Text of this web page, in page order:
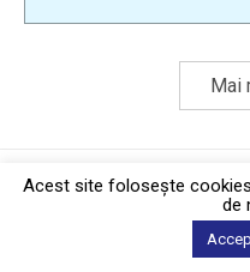
Mai
Politica de
Acest site foloseşte
de